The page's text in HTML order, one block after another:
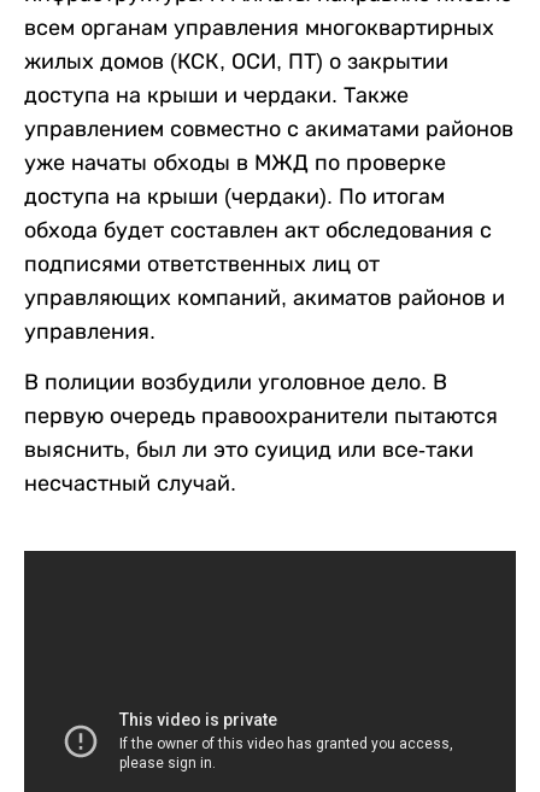
всем органам управления многоквартирных
жилых домов (КСК, ОСИ, ПТ) о закрытии
доступа на крыши и чердаки. Также
управлением совместно с акиматами районов
уже начаты обходы в МЖД по проверке
доступа на крыши (чердаки). По итогам
обхода будет составлен акт обследования с
подписями ответственных лиц от
управляющих компаний, акиматов районов и
управления.
В полиции возбудили уголовное дело. В
первую очередь правоохранители пытаются
выяснить, был ли это суицид или все-таки
несчастный случай.